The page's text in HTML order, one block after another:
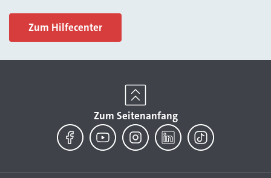
Zum Hilfecenter
Zum Seitenanfang